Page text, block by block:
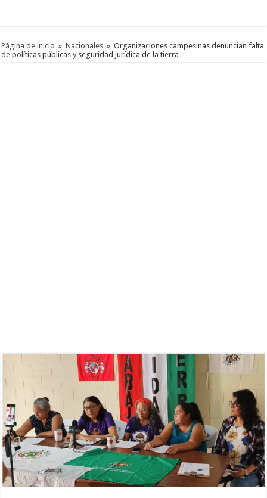
Página de inicio » Nacionales » Organizaciones campesinas denuncian falta
de políticas públicas y seguridad jurídica de la tierra